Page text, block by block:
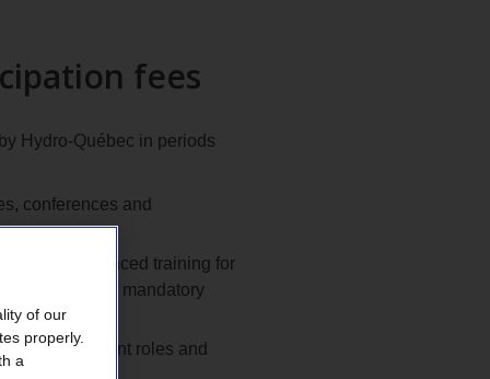
fees
Hydro-Québec in periods
conferences and
are advanced training for
of hours of mandatory
management roles and
of our
properly.
a